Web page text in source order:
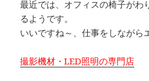
最近では、オフィスの椅子がわ
るようです。
いいですね～、仕事をしながら
撮影機材・LED照明の専門店